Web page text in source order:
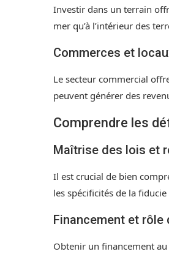
Investir dans un terrain
mer qu’à l’intérieur des
Commerces et
Le secteur commercial
peuvent générer des
Comprendre les
Maîtrise des lois et
Il est crucial de bien
les spécificités de la
Financement et rôle
Obtenir un financement